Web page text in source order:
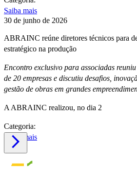
Saiba mais
30 de junho de 2026
ABRAINC reúne diretores técnicos para
estratégico na produção
Encontro exclusivo para associadas
de 20 empresas e discutiu desafios,
gestão de obras em grandes
A ABRAINC realizou, no dia 2
Categoria:
Saiba mais
